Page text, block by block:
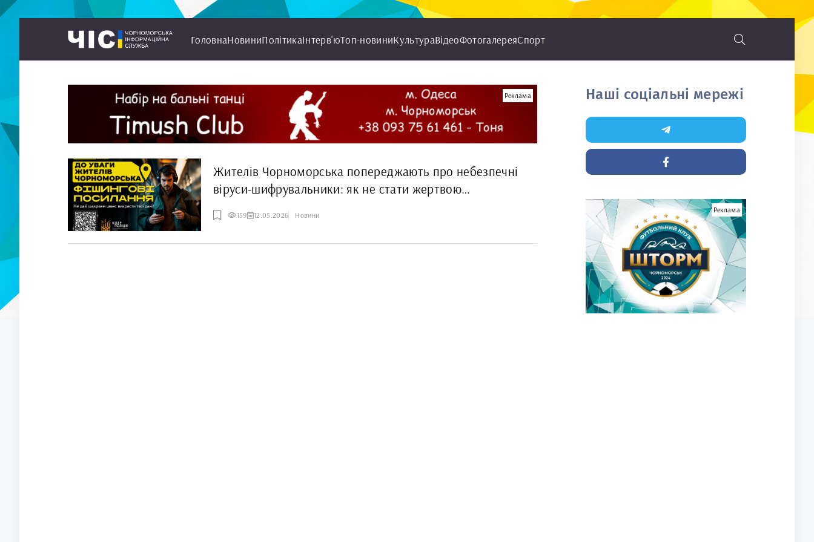
ГоловнаНовиниПолітикаІнтерв'юТоп-новиниКультураВідеоФотогалереяСпорт
Реклама
Жителів Чорноморська попереджають про небезпечні
віруси-шифрувальники: як не стати жертвою
кіберзлочинців
159 12.05.2026 Новини
Наші соціальні мережі
Реклама